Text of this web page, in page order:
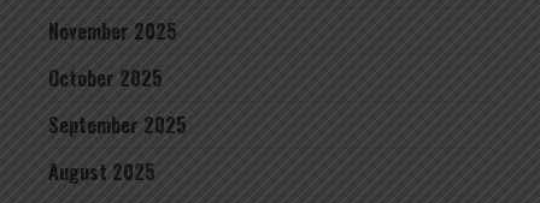
November 2025
October 2025
September 2025
August 2025